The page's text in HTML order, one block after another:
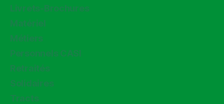
Livrets-Brochures
Matériel
Métiers
Personnels CASI
Retraités
Solidaires
Tracts